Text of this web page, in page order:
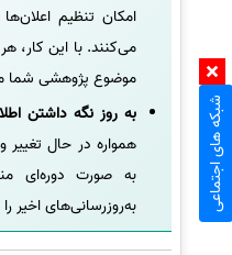
امکان تنظیم
می‌کنند. با این کار،
موضوع پژوهشی شما
به روز نگه داشتن
همواره در حال
به صورت دوره‌ای
به‌روزرسانی‌های اخیر
شبکه های اجتماعی